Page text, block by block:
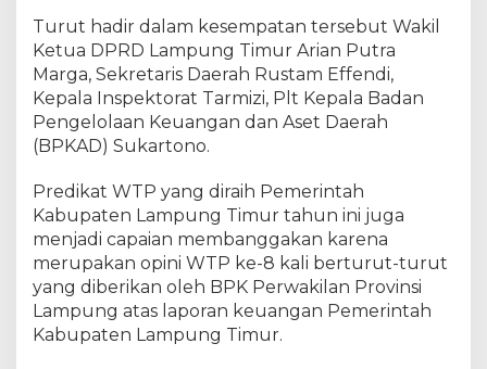
a
n
Y
n
g
i
k
T
r
a
n
p
Turut hadir dalam kesempatan tersebut Wakil
Ketua DPRD Lampung Timur Arian Putra
Marga, Sekretaris Daerah Rustam Effendi,
Kepala Inspektorat Tarmizi, Plt Kepala Badan
Pengelolaan Keuangan dan Aset Daerah
(BPKAD) Sukartono.
Predikat WTP yang diraih Pemerintah
Kabupaten Lampung Timur tahun ini juga
menjadi capaian membanggakan karena
merupakan opini WTP ke-8 kali berturut-turut
yang diberikan oleh BPK Perwakilan Provinsi
Lampung atas laporan keuangan Pemerintah
Kabupaten Lampung Timur.